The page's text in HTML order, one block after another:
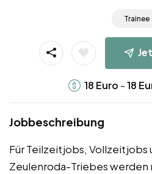
Trainee
18 Euro -18
Jobbeschreibung
Für Teilzeitjobs, Vollzeitjobs
Zeulenroda-Triebes